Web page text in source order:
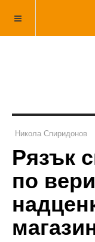
Никола Спиридонов
Рязък
по